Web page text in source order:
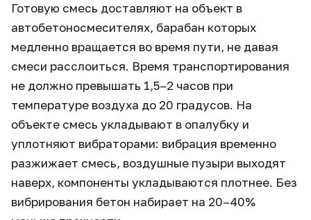
Готовую смесь доставляют на объект в
автобетоносмесителях, барабан которых
медленно вращается во время пути, не давая
смеси расслоиться. Время транспортирования
не должно превышать 1,5–2 часов при
температуре воздуха до 20 градусов. На
объекте смесь укладывают в опалубку и
уплотняют вибраторами: вибрация временно
разжижает смесь, воздушные пузыри выходят
наверх, компоненты укладываются плотнее. Без
вибрирования бетон набирает на 20–40%